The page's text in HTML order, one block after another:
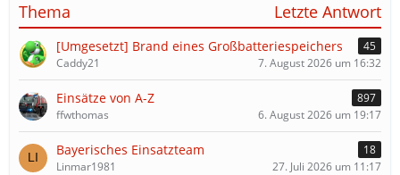
Thema Letzte Antwort
[Umgesetzt] Brand eines Großbatteriespeichers
45
Caddy21
7. August 2026 um 16:32
Einsätze von A-Z
897
ffwthomas
6. August 2026 um 19:17
Bayerisches Einsatzteam
18
Linmar1981
27. Juli 2026 um 11:17